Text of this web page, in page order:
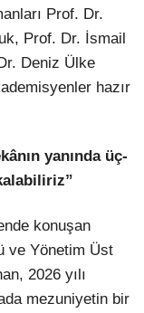
Prof. Dr.
Prof. Dr. İsmail
Deniz Ülke
hazır
yanında üç-
konuşan
ve Yönetim Üst
2026 yılı
mezuniyetin bir